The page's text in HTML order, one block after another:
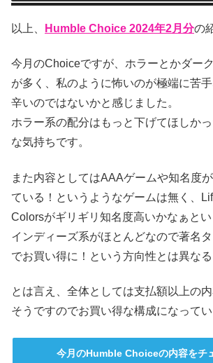
以上、 Humble Choice 2024年2月分の
今月のChoiceですが、ホラーとかダー
が多く、私のように怖いのが極端に苦
辛いのではないかと感じました。
ホラー系の配分はもっと下げてほしか
な気持ちです。
また内容としてはAAAゲームや知名度
ている！というようなゲームは無く、
Colorsがギリギリ知名度高いかなぁとい
インディーズ系がほとんどなので著名
でお買い得に！という方向性とは異なる
とは言え、全体としては支払額以上の
そうですのでお買い得な構成になってい
今月のHumble Choiceの内容をチ